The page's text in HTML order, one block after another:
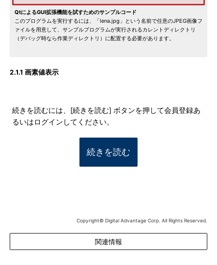
QtによるGUI拡張機能を試すためのサンプルコード
このプログラムを実行するには、「lena.jpg」という名前で任意のJPEG画像フ
ァイルを用意して、サンプルプログラムが実行されるカレントディレクトリ
（デバッグ時なら作業ディレクトリ）に配置する必要があります。
2.1.1 画素値表示
続きを読むには、[続きを読む] ボタンを押して会員登録あ
るいはログインしてください。
続きを読む
Copyright© Digital Advantage Corp. All Rights Reserved.
関連情報